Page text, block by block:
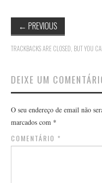
ANTÓNIO ARAÚJO
ANTÓNIO MARTINHO
ARNALDO COELHO
ARTUR OSÓRIO ARAÚJO
← PREVIOUS
TRACKBACKS ARE CLOSED, BUT YOU
DEIXE UM
O seu endereço de email não
marcados com *
COMENTÁRIO *